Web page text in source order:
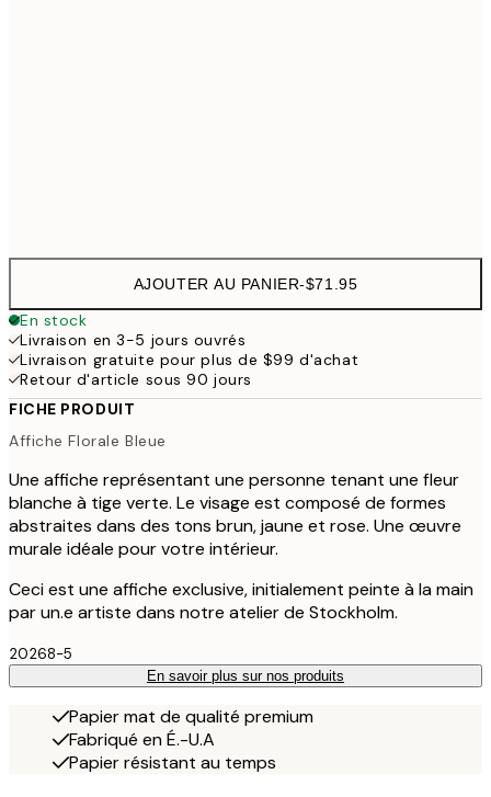
AJOUTER AU PANIER-$71.95
En stock
Livraison en 3-5 jours ouvrés
Livraison gratuite pour plus de $99 d'achat
Retour d'article sous 90 jours
FICHE PRODUIT
Affiche Florale Bleue
Une affiche représentant une personne tenant une fleur
blanche à tige verte. Le visage est composé de formes
abstraites dans des tons brun, jaune et rose. Une œuvre
murale idéale pour votre intérieur.
Ceci est une affiche exclusive, initialement peinte à la main
par un.e artiste dans notre atelier de Stockholm.
20268-5
En savoir plus sur nos produits
Papier mat de qualité premium
Fabriqué en É.-U.A
Papier résistant au temps